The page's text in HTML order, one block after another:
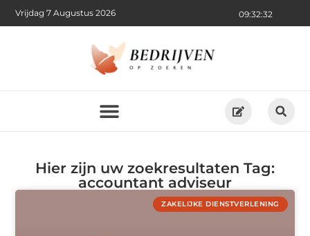
09:32:32
Vrijdag 7 Augustus 2026
Hier zijn uw zoekresultaten Tag:
accountant adviseur
ZAKELIJKE DIENSTVERLENING